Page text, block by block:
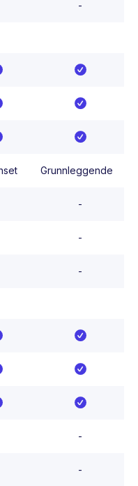
-
Grunnleggende
-
-
-
-
-